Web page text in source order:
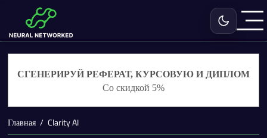
Включить
СГЕНЕРИРУЙ РЕФЕРАТ, КУРСОВУЮ И ДИПЛОМ
Со скидкой 5%
Главная Clarity AI